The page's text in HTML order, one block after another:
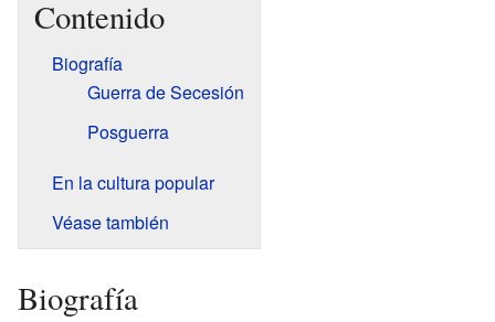
Contenido
Biografía
Guerra de Secesión
Posguerra
En la cultura popular
Véase también
Biografía